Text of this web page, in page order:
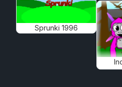
Sprunki 1996